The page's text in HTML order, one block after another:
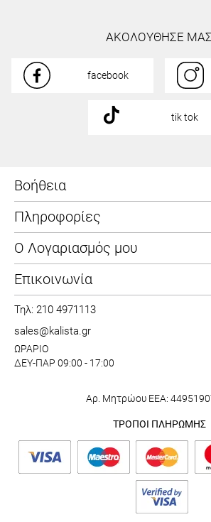
ΑΚΟΛΟΥΘΗΣΕ ΜΑΣ
facebook
tik tok
Βοήθεια
Πληροφορίες
Ο Λογαριασμός μου
Επικοινωνία
Τηλ: 210 4971113
sales@kalista.gr
ΩΡΑΡΙΟ
ΔΕΥ-ΠΑΡ 09:00 - 17:00
Αρ. Μητρώου ΕΕΑ:
ΤΡΟΠΟΙ ΠΛΗΡΩΜΗΣ